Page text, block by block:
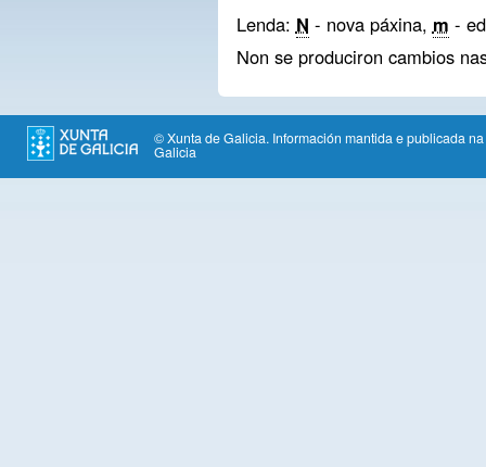
Lenda: N - nova páxina, m -
Non se produciron cambios
© Xunta de Galicia. Información mantida e publicada
Galicia